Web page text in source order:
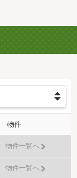
物件
物件一覧へ
物件一覧へ